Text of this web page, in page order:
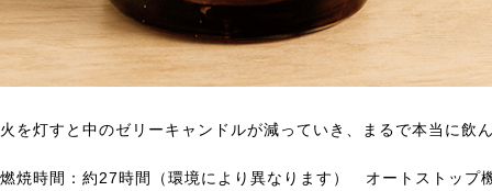
火を灯すと中のゼリーキャンドルが減っていき、まるで本当に飲
燃焼時間：約27時間（環境により異なります） オートストップ